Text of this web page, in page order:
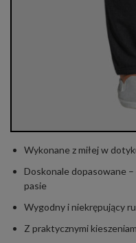
Wykonane z miłej w
Doskonale dopasowane
pasie
Wygodny i niekrępujący
Z praktycznymi